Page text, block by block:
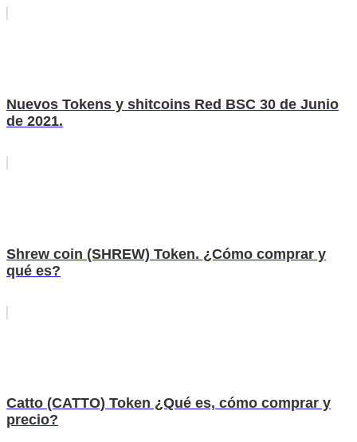
Nuevos Tokens y shitcoins Red BSC 30 de Junio
de 2021.
Shrew coin (SHREW) Token. ¿Cómo comprar y
qué es?
Catto (CATTO) Token ¿Qué es, cómo comprar y
precio?